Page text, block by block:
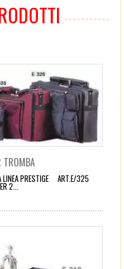
TROMBA
LINEA PRESTIGE ART.E/325
2...